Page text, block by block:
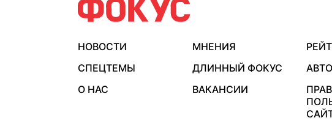
НОВОСТИ МНЕНИЯ
СПЕЦТЕМЫ
ДЛИННЫЙ ФОКУС
О НАС
ВАКАНСИИ